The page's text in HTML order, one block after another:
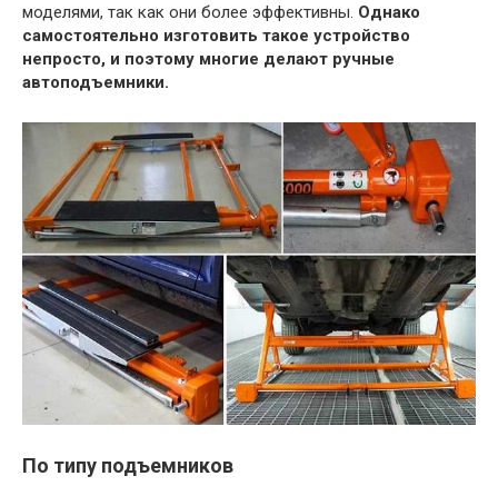
моделями, так как они более эффективны. Однако
самостоятельно изготовить такое устройство
непросто, и поэтому многие делают ручные
автоподъемники.
По типу подъемников